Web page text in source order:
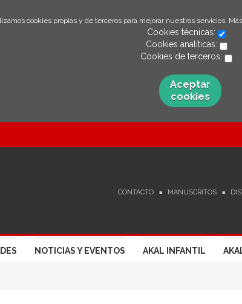
cookies propias y de terceros para mejorar nuestros servicios.
Cookies técnicas:
Cookies analíticas:
Cookies de terceros:
Aceptar
cookies
CONTACTO MANUSCRITOS
NOTICIAS Y EVENTOS AKAL INFANTIL